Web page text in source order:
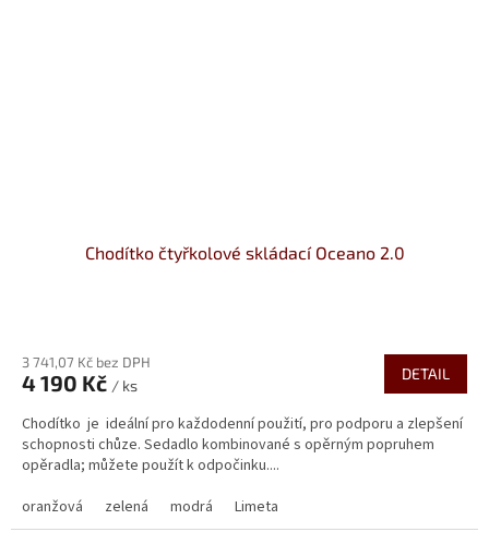
Chodítko čtyřkolové skládací Oceano 2.0
3 741,07 Kč bez DPH
4 190 Kč / ks
DETAIL
Chodítko je ideální pro každodenní použití, pro podporu a zlepšení
schopnosti chůze. Sedadlo kombinované s opěrným popruhem
opěradla; můžete použít k odpočinku....
oranžová
zelená modrá Limeta